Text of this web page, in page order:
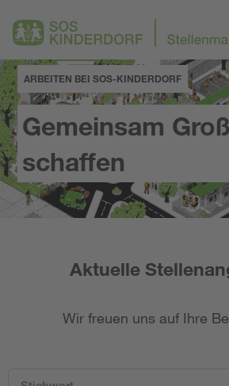
ARBEITEN BEI SOS-KINDERDORF
Gemeinsam
schaffen
Aktuelle
Wir freuen uns auf Ihre